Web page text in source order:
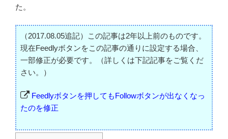
た。
（2017.08.05追記）この記事は2年以上前のものです。
現在Feedlyボタンをこの記事の通りに設定する場合、
一部修正が必要です。（詳しくは下記記事をご覧くだ
さい。）
Feedlyボタンを押してもFollowボタンが出なくなっ
たのを修正